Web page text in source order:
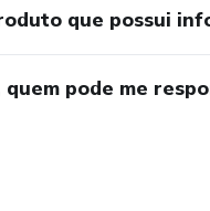
que possui
pode me